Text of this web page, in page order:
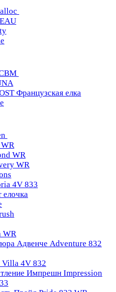
Французская елка
WR
WR
4V 833
елочка
WR
Адвенче Adventure 832
Villa 4V 832
Импрешн Impression